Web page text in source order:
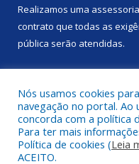
Realizamos uma assessoria
contrato que todas as
pública serão atendidas.
Todos os direitos
Nós usamos cookies
navegação no portal. Ao
concorda com a política
Para ter mais
Política de cookies (Leia
ACEITO.